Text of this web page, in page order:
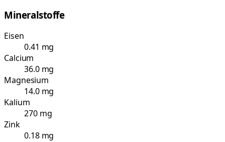
Mineralstoffe
Eisen
0.41 mg
Calcium
36.0 mg
Magnesium
14.0 mg
Kalium
270 mg
Zink
0.18 mg